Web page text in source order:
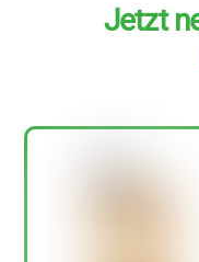
Jetzt